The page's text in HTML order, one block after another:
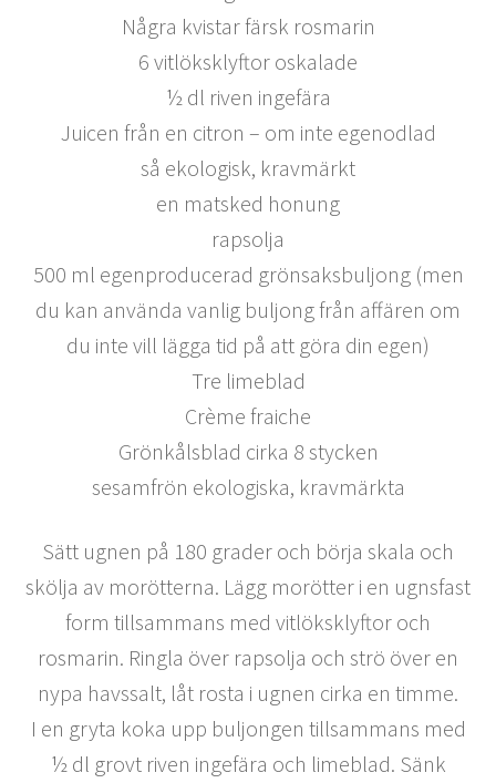
Några kvistar färsk rosmarin
6 vitlöksklyftor oskalade
½ dl riven ingefära
Juicen från en citron – om inte egenodlad
så ekologisk, kravmärkt
en matsked honung
rapsolja
500 ml egenproducerad grönsaksbuljong (men
du kan använda vanlig buljong från affären om
du inte vill lägga tid på att göra din egen)
Tre limeblad
Crème fraiche
Grönkålsblad cirka 8 stycken
sesamfrön ekologiska, kravmärkta
Sätt ugnen på 180 grader och börja skala och
skölja av morötterna. Lägg morötter i en ugnsfast
form tillsammans med vitlöksklyftor och
rosmarin. Ringla över rapsolja och strö över en
nypa havssalt, låt rosta i ugnen cirka en timme.
I en gryta koka upp buljongen tillsammans med
½ dl grovt riven ingefära och limeblad. Sänk